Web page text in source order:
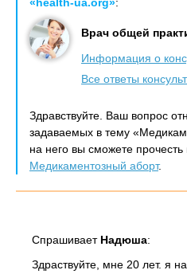
Врач общей
Информация о
Все ответы
Здравствуйте. Ваш вопрос
задаваемых в тему
на него вы сможете прочесть
Медикаментозный аборт.
Спрашивает Надюша:
Здраствуйте, мне 20 лет. я